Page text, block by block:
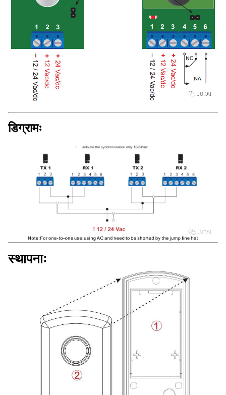
डिग्रामः
स्थापनाः